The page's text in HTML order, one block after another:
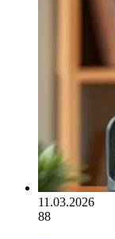
11.03.2026
88